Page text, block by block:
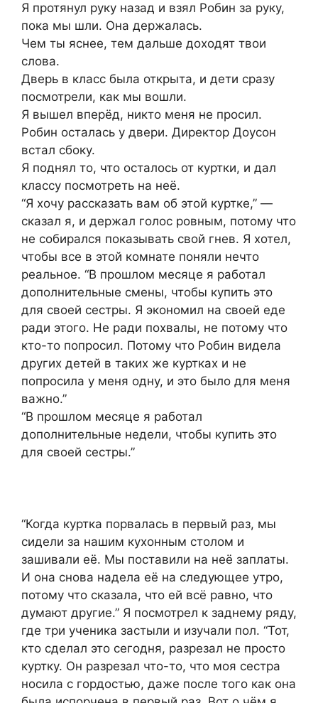
Я протянул руку назад и взял Робин за руку,
пока мы шли. Она держалась.
Чем ты яснее, тем дальше доходят твои
слова.
Дверь в класс была открыта, и дети сразу
посмотрели, как мы вошли.
Я вышел вперёд, никто меня не просил.
Робин осталась у двери. Директор Доусон
встал сбоку.
Я поднял то, что осталось от куртки, и дал
классу посмотреть на неё.
“Я хочу рассказать вам об этой куртке,” —
сказал я, и держал голос ровным, потому что
не собирался показывать свой гнев. Я хотел,
чтобы все в этой комнате поняли нечто
реальное. “В прошлом месяце я работал
дополнительные смены, чтобы купить это
для своей сестры. Я экономил на своей еде
ради этого. Не ради похвалы, не потому что
кто-то попросил. Потому что Робин видела
других детей в таких же куртках и не
попросила у меня одну, и это было для меня
важно.”
“В прошлом месяце я работал
дополнительные недели, чтобы купить это
для своей сестры.”
“Когда куртка порвалась в первый раз, мы
сидели за нашим кухонным столом и
зашивали её. Мы поставили на неё заплаты.
И она снова надела её на следующее утро,
потому что сказала, что ей всё равно, что
думают другие.” Я посмотрел к заднему ряду,
где три ученика застыли и изучали пол. “Тот,
кто сделал это сегодня, разрезал не просто
куртку. Он разрезал что-то, что моя сестра
носила с гордостью, даже после того как она